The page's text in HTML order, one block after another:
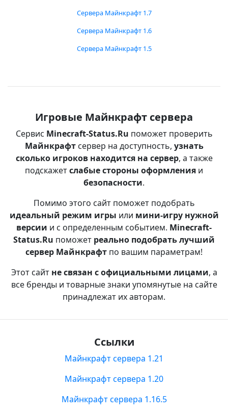
Сервера Майнкрафт 1.7
Сервера Майнкрафт 1.6
Сервера Майнкрафт 1.5
Игровые Майнкрафт сервера
Сервис Minecraft-Status.Ru поможет проверить
Майнкрафтсервер на доступность, узнать
сколько игроков находится на сервер, а также
подскажетслабые стороны оформления и
безопасности.
Помимо этого сайт поможет подобрать
идеальный режим игры или мини-игру нужной
версии и с определенным событием. Minecraft-
Status.Ru поможет реально подобрать лучший
сервер Майнкрафт по вашим параметрам!
Этот сайт не связан с официальными лицами, а
все бренды и товарные знаки упомянутые на сайте
принадлежат их авторам.
Ссылки
Майнкрафт сервера 1.21
Майнкрафт сервера 1.20
Майнкрафт сервера 1.16.5